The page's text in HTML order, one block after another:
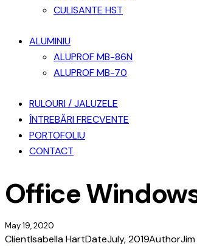
CULISANTE HST
ALUMINIU
ALUPROF MB-86N
ALUPROF MB-70
RULOURI / JALUZELE
ÎNTREBĂRI FRECVENTE
PORTOFOLIU
CONTACT
Office
May 19, 2020
ClientIsabella HartDateJuly, 2019Author